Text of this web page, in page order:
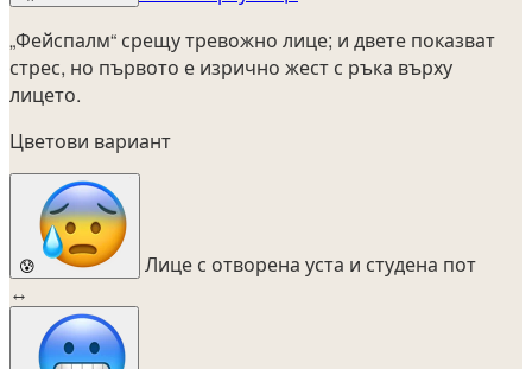
„Фейспалм“ срещу тревожно лице; и двете показват
стрес, но първото е изрично жест с ръка върху
лицето.
Цветови вариант
😰
Лице с отворена уста и студена пот
↔